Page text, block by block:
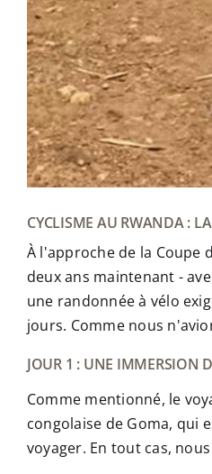
CYCLISME AU RWANDA :
À l'approche de la Coupe
deux ans maintenant -
une randonnée à vélo
jours. Comme nous
JOUR 1 : UNE IMMERSION
Comme mentionné, le
congolaise de Goma, qui
voyager. En tout cas,